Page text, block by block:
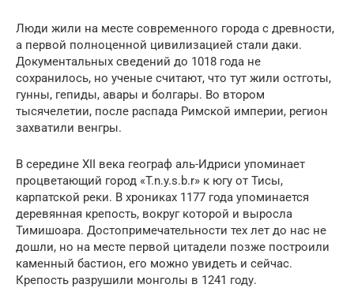
Люди жили на месте современного города с древности,
а первой полноценной цивилизацией стали даки.
Документальных сведений до 1018 года не
сохранилось, но ученые считают, что тут жили остготы,
гунны, гепиды, авары и болгары. Во втором
тысячелетии, после распада Римской империи, регион
захватили венгры.
В середине XII века географ аль-Идриси упоминает
процветающий город «T.n.y.s.b.r» к югу от Тисы,
карпатской реки. В хрониках 1177 года упоминается
деревянная крепость, вокруг которой и выросла
Тимишоара. Достопримечательности тех лет до нас не
дошли, но на месте первой цитадели позже построили
каменный бастион, его можно увидеть и сейчас.
Крепость разрушили монголы в 1241 году.